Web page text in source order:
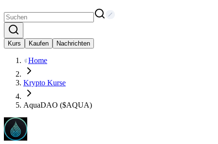
Kurs Kaufen Nachrichten
Home
Krypto Kurse
AquaDAO ($AQUA)